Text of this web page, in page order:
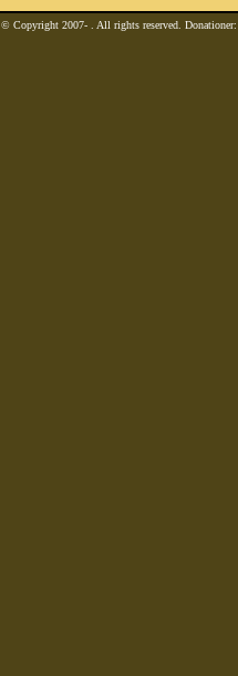
© Copyright 2007- . All rights reserved.